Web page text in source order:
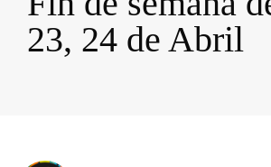
23, 24 de Abril